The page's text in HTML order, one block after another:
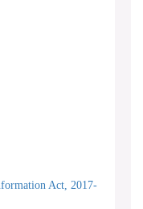
Act, 2017-